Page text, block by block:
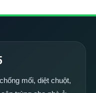
mối, diệt chuột,